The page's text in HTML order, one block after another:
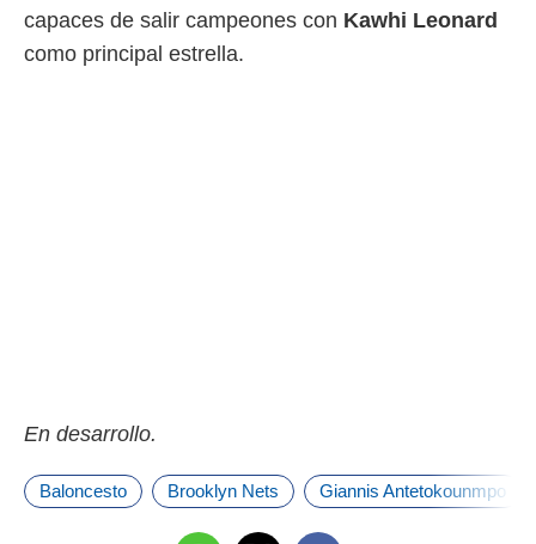
capaces de salir campeones con Kawhi Leonard
como principal estrella.
En desarrollo.
Baloncesto Brooklyn Nets Giannis Antetokounmpo